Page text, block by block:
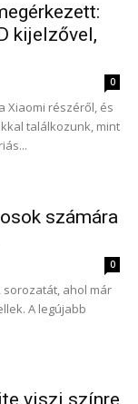
kijelzővel,
0
Xiaomi részéről, és
találkozunk, mint
számára
0
sorozatát, ahol már
A legújabb
viszi színre